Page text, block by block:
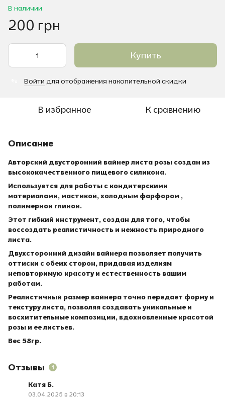
В наличии
200 грн
Купить
Войти для отображения накопительной скидки
В избранное К сравнению
Описание
Авторский двусторонний вайнер листа розы создан из
высококачественного пищевого силикона.
Используется для работы с кондитерскими
материалами, мастикой, холодным фарфором ,
полимерной глиной.
Этот гибкий инструмент, создан для того, чтобы
воссоздать реалистичность и нежность природного
листа.
Двухсторонний дизайн вайнера позволяет получить
оттиски с обеих сторон, придавая изделиям
неповторимую красоту и естественность вашим
работам.
Реалистичный размер вайнера точно передает форму и
текстуру листа, позволяя создавать уникальные и
восхитительные композиции, вдохновленные красотой
розы и ее листьев.
Вес 58гр.
Отзывы 1
Катя Б.
03.04.2025 в 20:13